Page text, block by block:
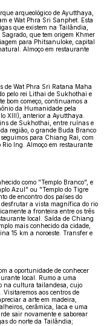
arqueológico de Ayutthaya,
e Wat Phra Sri Sanphet. Esta
que existem na Tailândia,
que tem origem Khmer
para Phitsanuloke, capital
Almoço em restaurante
de Wat Phra Sri Ratana Maha
pelo rei Lithai de Sukhothai e
bom começo, continuamos a
da Humanidade pela
XIII), anterior a Ayutthaya.
de Sukhothai, entre ruínas e
região, o grande Buda Branco
para Chiang Rai, com
Ing. Almoço em restaurante
como "Templo Branco", e
Azul" ou "Templo do Tigre
de encontro dos países do
desfrutar a vista magnífica do rio
a fronteira entre os três
local. Saída de Chiang
mais conhecido da cidade,
15 km a noroeste. Transfer e
a oportunidade de conhecer
local. Rumo a uma
na cultura tailandesa, cujo
aos centros de
a arte em madeira,
cerâmica, laca e uma
sair novamente e saborear
do norte da Tailândia;